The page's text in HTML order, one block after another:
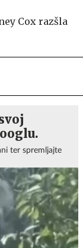
Cox razšla
ter spremljajte